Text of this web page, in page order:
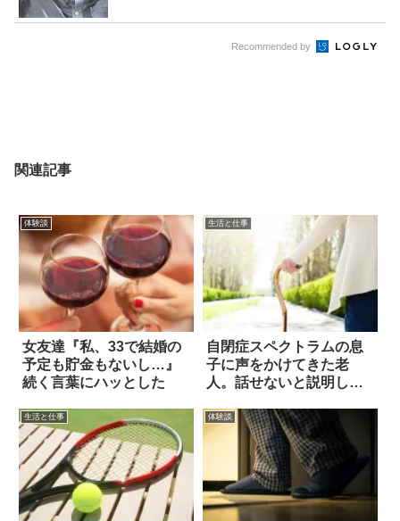
Recommended by
関連記事
体験談
女友達『私、33で結婚の
予定も貯金もないし…』
続く言葉にハッとした
生活と仕事
自閉症スペクトラムの息
子に声をかけてきた老
人。話せないと説明した
生活と仕事 体験談